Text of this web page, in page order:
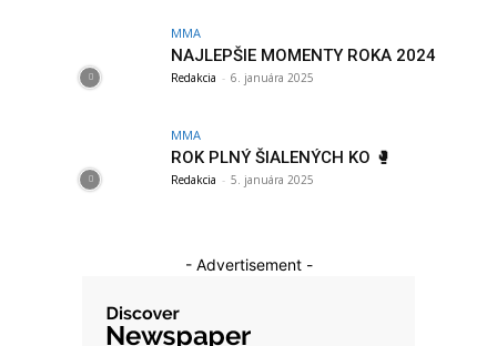
MMA
NAJLEPŠIE MOMENTY ROKA 2024
Redakcia - 6. januára 2025
MMA
ROK PLNÝ ŠIALENÝCH KO 🥊
Redakcia - 5. januára 2025
- Advertisement -